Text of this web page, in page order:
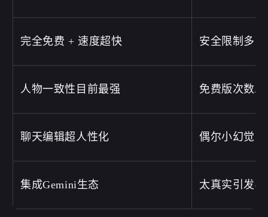
完全免费 + 速度超快 安全限制多
人物一致性目前最强 免费版次数/
聊天编辑超人性化 偶尔小幻觉
集成Gemini生态 太真实引发